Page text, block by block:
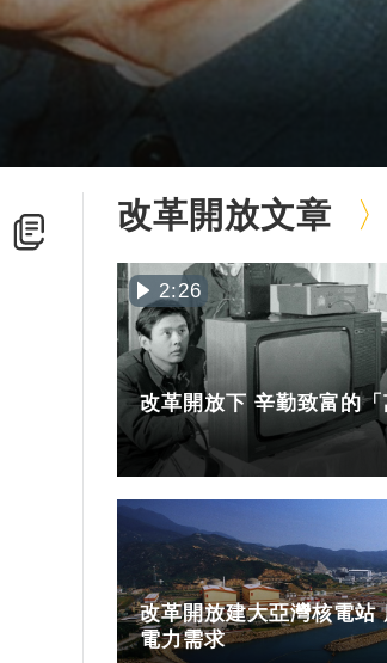
改革開放文章
2:26
改革開放下 辛勤致富的「
改革開放建大亞灣核電站
電力需求